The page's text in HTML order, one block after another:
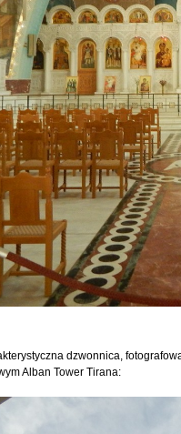
dzwonnica,
Alban Tower Tirana: